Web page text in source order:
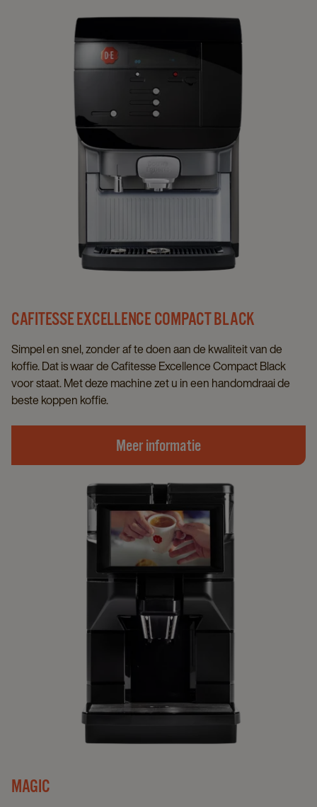
CAFITESSE EXCELLENCE COMPACT BLACK
Simpel en snel, zonder af te doen aan de kwaliteit van de
koffie. Dat is waar de Cafitesse Excellence Compact Black
voor staat. Met deze machine zet u in een handomdraai de
beste koppen koffie.
Meer informatie
MAGIC